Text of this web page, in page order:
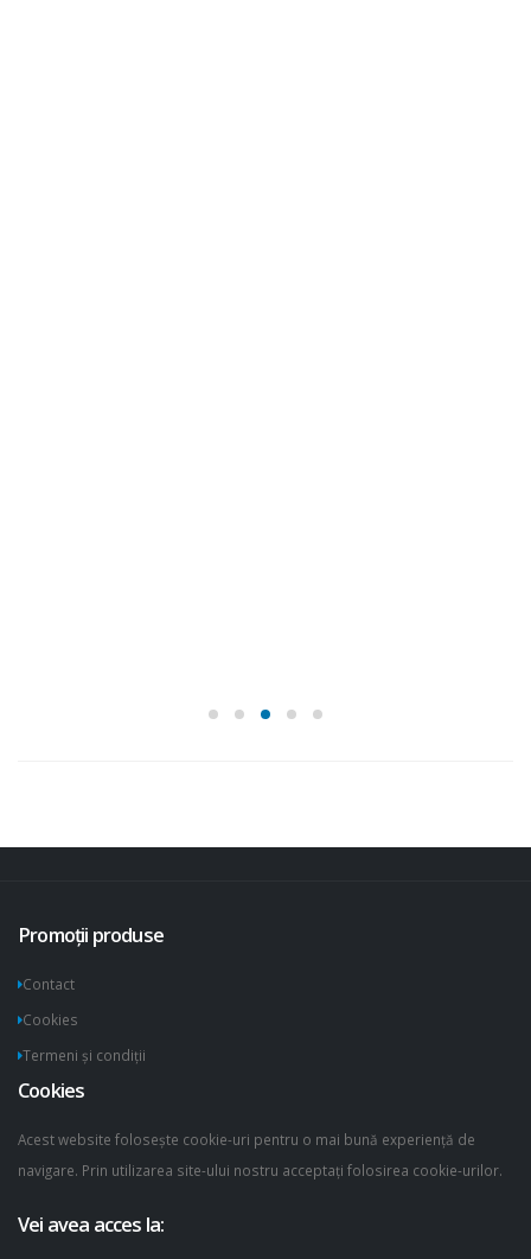
Promoții produse
Contact
Cookies
Termeni și condiții
Cookies
Acest website folosește cookie-uri pentru o mai bună experiență de
navigare. Prin utilizarea site-ului nostru acceptați folosirea cookie-urilor.
Vei avea acces la: